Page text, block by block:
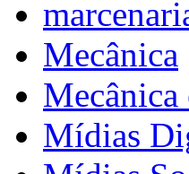
Mecânica
Mídias